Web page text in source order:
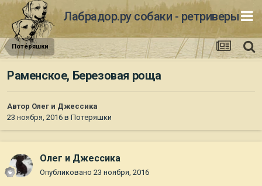
Лабрадор.ру собаки - ретриверы
Потеряшки
Раменское, Березовая роща
Автор Олег и Джессика
23 ноября, 2016 в Потеряшки
Олег и Джессика
Опубликовано 23 ноября, 2016